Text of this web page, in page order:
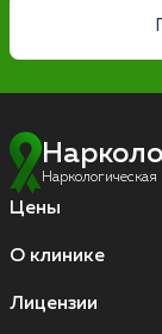
Наркологическая
Цены
О клинике
Лицензии